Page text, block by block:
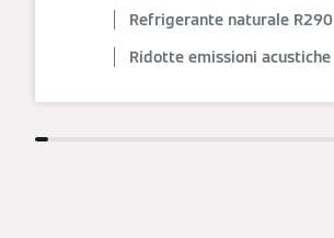
Refrigerante naturale R290
Ridotte emissioni acustiche